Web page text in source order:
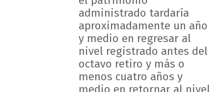
administrado tardaría
aproximadamente un año
y medio en regresar al
nivel registrado antes del
octavo retiro y más o
menos cuatro años y
medio en retornar al nivel